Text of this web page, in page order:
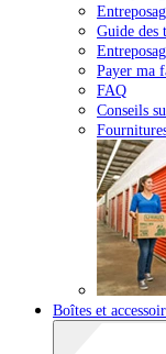
Guide des
Payer ma
FAQ
Conseils
Boîtes et